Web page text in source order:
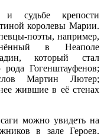
и судьбе крепости
королевы Марии.
поэты, например,
в Неаполе
который стал
рода Гогенштауфенов;
Мартин Лютер;
жившие в её стенах
можно увидеть на
в зале Героев.